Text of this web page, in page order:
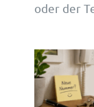
oder der